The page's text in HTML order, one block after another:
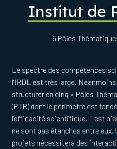
Institut de
5 Pôles
Le spectre des compétences
l’IRDL est très large.
structurer en cinq « Pôles
(PTR) dont le périmètre est
l’efficacité scientifique. Il est
ne sont pas étanches entre
projets nécessitera des